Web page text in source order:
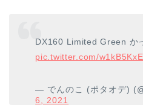
DX160 Limited Green か
pic.twitter.com/
— でんのこ (ポタオデ)
6, 2021